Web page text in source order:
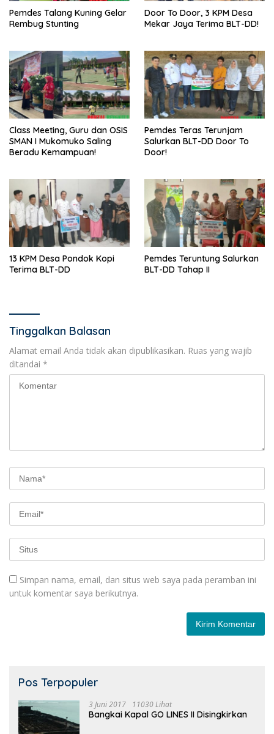
Pemdes Talang Kuning Gelar
Rembug Stunting
Door To Door, 3 KPM Desa
Mekar Jaya Terima BLT-DD!
Class Meeting, Guru dan OSIS
SMAN I Mukomuko Saling
Beradu Kemampuan!
Pemdes Teras Terunjam
Salurkan BLT-DD Door To
Door!
13 KPM Desa Pondok Kopi
Terima BLT-DD
Pemdes Teruntung Salurkan
BLT-DD Tahap II
Tinggalkan Balasan
Alamat email Anda tidak akan dipublikasikan. Ruas yang wajib
ditandai *
Simpan nama, email, dan situs web saya pada peramban ini
untuk komentar saya berikutnya.
Pos Terpopuler
3 Juni 2017 11030 Lihat
Bangkai Kapal GO LINES II Disingkirkan